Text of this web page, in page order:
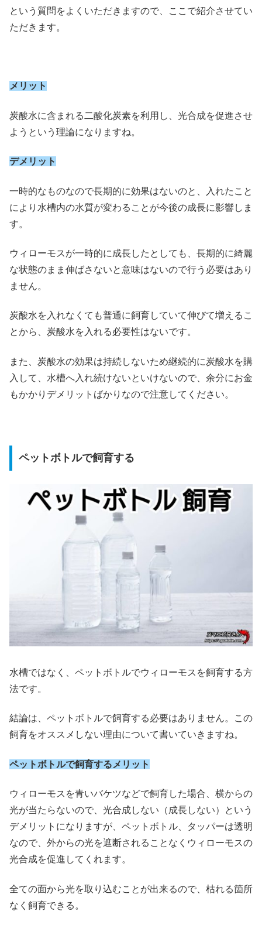
という質問をよくいただきますので、ここで紹介させてい
ただきます。
メリット
炭酸水に含まれる二酸化炭素を利用し、光合成を促進させ
ようという理論になりますね。
デメリット
一時的なものなので長期的に効果はないのと、入れたこと
により水槽内の水質が変わることが今後の成長に影響しま
す。
ウィローモスが一時的に成長したとしても、長期的に綺麗
な状態のまま伸ばさないと意味はないので行う必要はあり
ません。
炭酸水を入れなくても普通に飼育していて伸びて増えるこ
とから、炭酸水を入れる必要性はないです。
また、炭酸水の効果は持続しないため継続的に炭酸水を購
入して、水槽へ入れ続けないといけないので、余分にお金
もかかりデメリットばかりなので注意してください。
ペットボトルで飼育する
水槽ではなく、ペットボトルでウィローモスを飼育する方
法です。
結論は、ペットボトルで飼育する必要はありません。この
飼育をオススメしない理由について書いていきますね。
ペットボトルで飼育するメリット
ウィローモスを青いバケツなどで飼育した場合、横からの
光が当たらないので、光合成しない（成長しない）という
デメリットになりますが、ペットボトル、タッパーは透明
なので、外からの光を遮断されることなくウィローモスの
光合成を促進してくれます。
全ての面から光を取り込むことが出来るので、枯れる箇所
なく飼育できる。